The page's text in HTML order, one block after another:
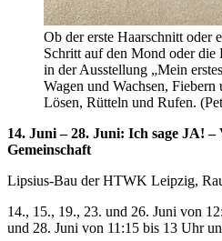
Ob der erste Haarschnitt oder
Schritt auf den Mond oder die
in der Ausstellung „Mein
Wagen und Wachsen,
Lösen, Rütteln und Rufen.
14. Juni – 28. Juni: Ich sage JA!
Gemeinschaft
Lipsius-Bau der HTWK Leipzig,
14., 15., 19., 23. und 26. Juni von
und 28. Juni von 11:15 bis 13 Uhr